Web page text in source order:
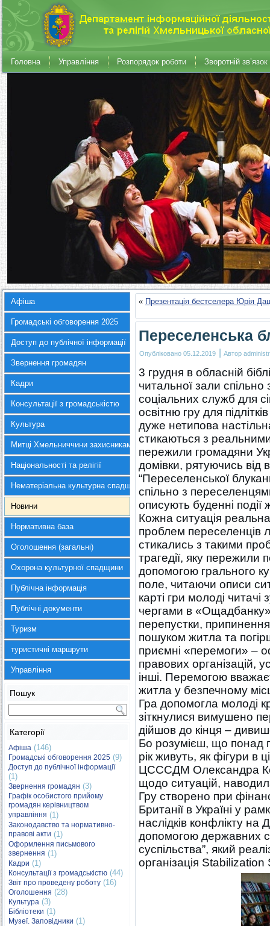
Головна Управління Розпорядок роботи Зворотній зв’язок
Афіша
Громадські обговорення 2025
Доступ до публічної інформації
Звернення громадян
Кадри
Консультації з громадськістю
Культура
Митці Хмельниччини захисникам України
Національності та релігії
Нематеріальна культурна спадщина
Новини
Нормативна база
Оголошення (загальні)
Охорона культурної спадщини
Публічна інформація
Публічні документи
Туризм
туристичні маршрути
Управління
Пошук
Категорії
Афіша (146)
Громадські обговорення 2025 (9)
Доступ до публічної інформації
(1)
Звернення громадян (3)
Графік особистого прийому
громадян керівництвом
управління (1)
Законодавство та нормативно-
правові акти (1)
Оформлення письмового
звернення (1)
Кадри (1)
Консультації з громадськістю (44)
Звіт про проведену роботу (16)
Оголошення (28)
Культура (3)
Бібліотеки (1)
Музеї. Заповідники (1)
« Презентація бестселера Юрія
Переселенська
Опубліковано 05.12.2019 | Автор
3 грудня в обласній
читальної зали
соціальних служб для
освітню гру для
дуже нетипова
стикаються з
пережили громадяни
домівки, рятуючись від
“Переселенської
спільно з
описують буденні
Кожна ситуація
проблем переселенців
стикались з такими
трагедії, яку пережили
допомогою грального
поле, читаючи описи
карті гри молоді читачі
чергами в
перепустки,
пошуком житла та
приємні «перемоги» –
правових організацій,
інші. Перемогою
житла у безпечному
Гра допомогла молоді
зіткнулися вимушено
дійшов до кінця –
Бо розумієш, що понад
рік живуть, як фігури в
ЦСССДМ Олександра
щодо ситуацій,
Гру створено при
Британії в Україні у
наслідків конфлікту на
допомогою державних
суспільства”, який
організація